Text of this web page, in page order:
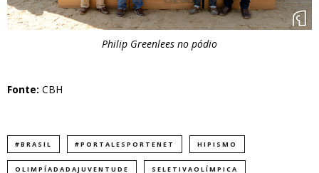
Philip Greenlees no pódio
Fonte: CBH
#BRASIL #PORTALESPORTENET HIPISMO
OLIMPÍADADAJUVENTUDE SELETIVAOLÍMPICA